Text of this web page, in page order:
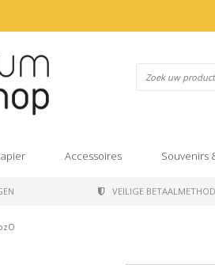
Accessoires Souvenirs
VEILIGE